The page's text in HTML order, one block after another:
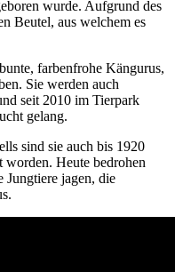
wurde. Aufgrund des
Beutel, aus welchem es
farbenfrohe Kängurus,
Sie werden auch
seit 2010 im Tierpark
gelang.
sind sie auch bis 1920
worden. Heute bedrohen
Jungtiere jagen, die